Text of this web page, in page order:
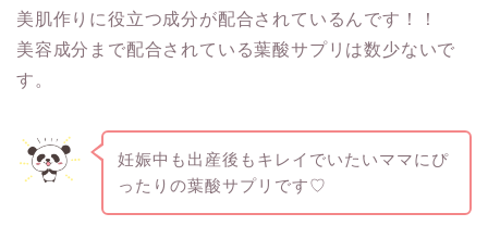
美肌作りに役立つ成分が配合されているんです！！
美容成分まで配合されている葉酸サプリは数少ないで
す。
妊娠中も出産後もキレイでいたいママにぴ
ったりの葉酸サプリです♡